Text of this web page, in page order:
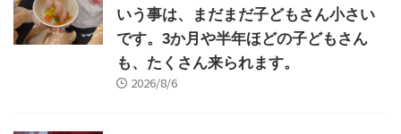
いう事は、まだまだ子どもさん小さい
です。3か月や半年ほどの子どもさん
も、たくさん来られます。
2026/8/6